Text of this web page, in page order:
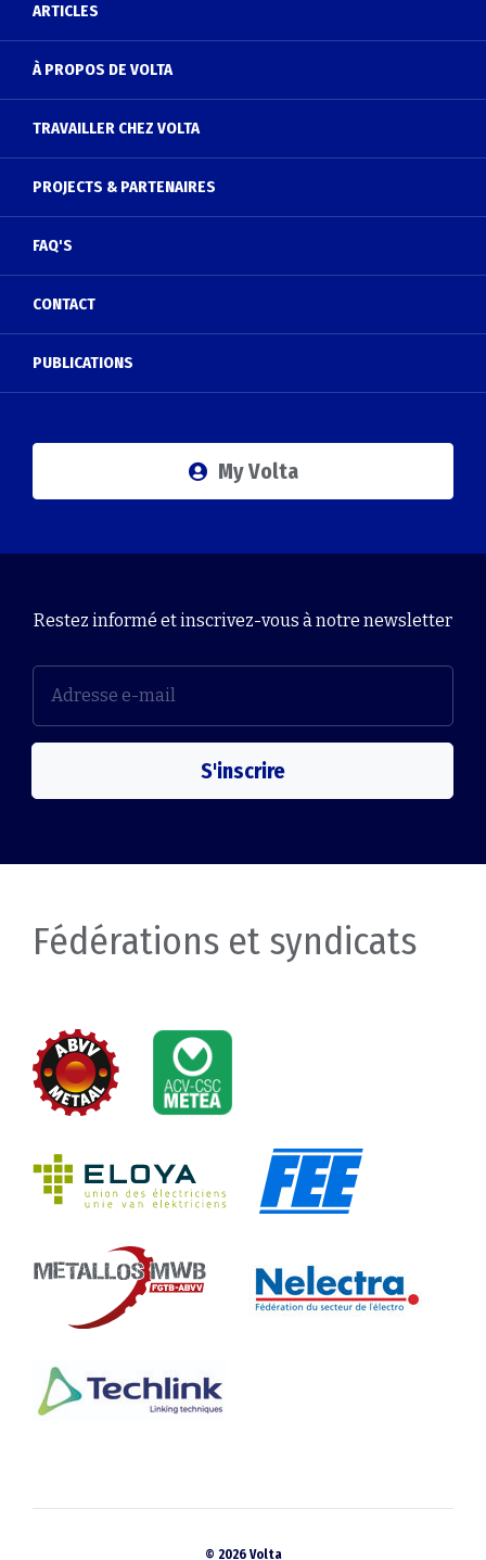
ARTICLES
À PROPOS DE VOLTA
TRAVAILLER CHEZ VOLTA
PROJECTS & PARTENAIRES
FAQ'S
CONTACT
PUBLICATIONS
My Volta
Restez informé et inscrivez-vous à notre newsletter
S'inscrire
Fédérations et syndicats
© 2026 Volta